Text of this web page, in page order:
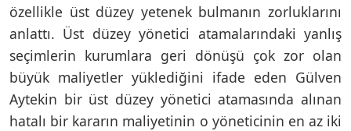
özellikle üst düzey yetenek bulmanın zorluklarını
anlattı. Üst düzey yönetici atamalarındaki yanlış
seçimlerin kurumlara geri dönüşü çok zor olan
büyük maliyetler yüklediğini ifade eden Gülven
Aytekin bir üst düzey yönetici atamasında alınan
hatalı bir kararın maliyetinin o yöneticinin en az iki